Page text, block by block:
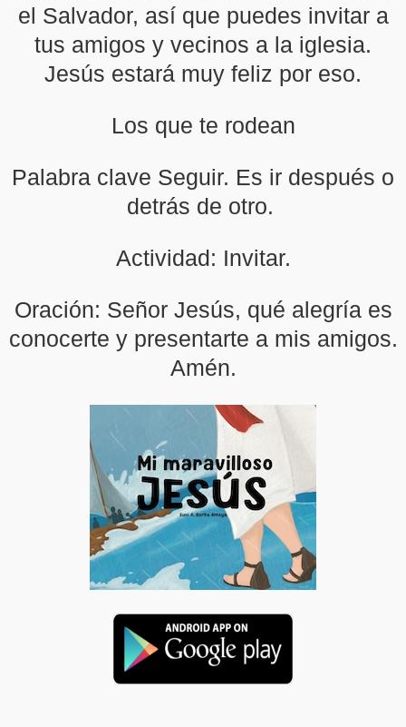
el Salvador, así que puedes invitar a
tus amigos y vecinos a la iglesia.
Jesús estará muy feliz por eso.
Los que te rodean
Palabra clave Seguir. Es ir después o
detrás de otro.
Actividad: Invitar.
Oración: Señor Jesús, qué alegría es
conocerte y presentarte a mis amigos.
Amén.